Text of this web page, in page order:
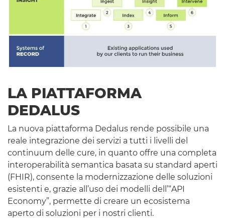
LA PIATTAFORMA
DEDALUS
La nuova piattaforma Dedalus rende possibile una
reale integrazione dei servizi a tutti i livelli del
continuum delle cure, in quanto offre una completa
interoperabilità semantica basata su standard aperti
(FHIR), consente la modernizzazione delle soluzioni
esistenti e, grazie all’uso dei modelli dell’“API
Economy”, permette di creare un ecosistema
aperto di soluzioni per i nostri clienti.